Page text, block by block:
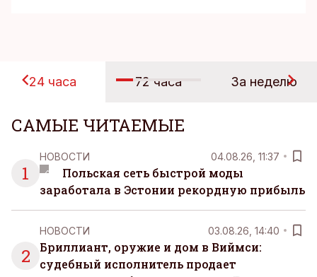
24 часа 72 часа За неделю
САМЫЕ ЧИТАЕМЫЕ
1
НОВОСТИ 04.08.26, 11:37
Польская сеть быстрой моды
заработала в Эстонии рекордную прибыль
2
НОВОСТИ 03.08.26, 14:40
Бриллиант, оружие и дом в Виймси:
судебный исполнитель продает